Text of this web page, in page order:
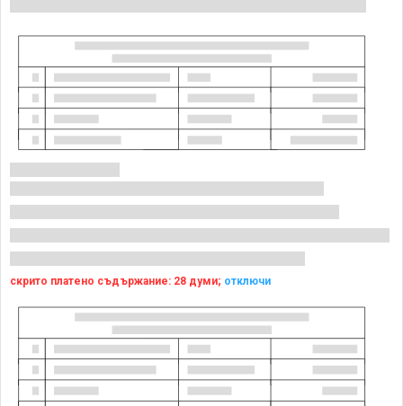
скрито платено съдържание: 28 думи; отключи